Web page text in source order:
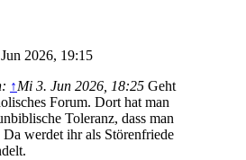
2026, 19:15
↑Mi 3. Jun 2026, 18:25 Geht
Forum. Dort hat man
Toleranz, dass man
werdet ihr als Störenfriede